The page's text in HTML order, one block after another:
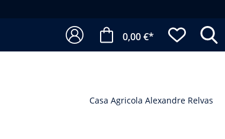
0,00 €*
Casa Agricola Alexandre Relvas